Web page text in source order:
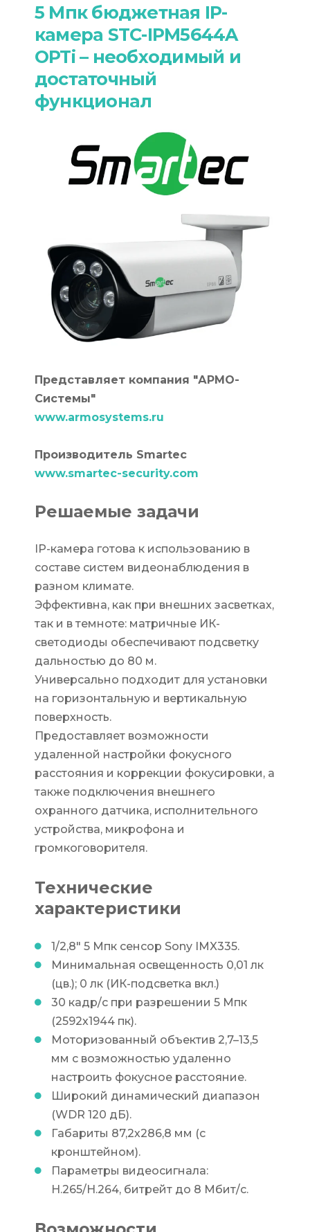
5 Мпк бюджетная IP-
камера STC-IPM5644A
OPTi – необходимый и
достаточный
функционал
Представляет компания "АРМО-
Системы"
www.armosystems.ru
Производитель Smartec
www.smartec-security.com
Решаемые задачи
IP-камера готова к использованию в
составе систем видеонаблюдения в
разном климате.
Эффективна, как при внешних засветках,
так и в темноте: матричные ИК-
светодиоды обеспечивают подсветку
дальностью до 80 м.
Универсально подходит для установки
на горизонтальную и вертикальную
поверхность.
Предоставляет возможности
удаленной настройки фокусного
расстояния и коррекции фокусировки, а
также подключения внешнего
охранного датчика, исполнительного
устройства, микрофона и
громкоговорителя.
Технические
характеристики
1/2,8" 5 Мпк сенсор Sony IMX335.
Минимальная освещенность 0,01 лк
(цв.); 0 лк (ИК-подсветка вкл.)
30 кадр/с при разрешении 5 Мпк
(2592х1944 пк).
Моторизованный объектив 2,7–13,5
мм с возможностью удаленно
настроить фокусное расстояние.
Широкий динамический диапазон
(WDR 120 дБ).
Габариты 87,2х286,8 мм (с
кронштейном).
Параметры видеосигнала:
H.265/H.264, битрейт до 8 Мбит/с.